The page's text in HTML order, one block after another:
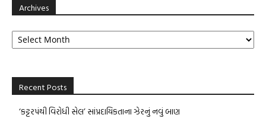
Archives
Archives
Recent Posts
‘કટ્ટરપંથી વિરોધી સેલ’ સાંપ્રદાયિકતાના ઝેરનું નવું બાણ